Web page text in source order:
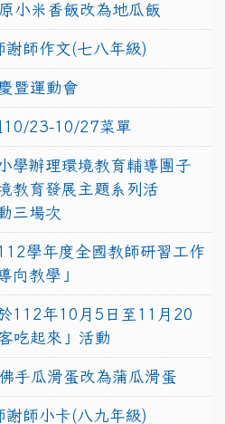
小米香飯改為地瓜飯
師作文(七八年級)
暨運動會
10/23-10/27菜單
學辦理環境教育輔導團子
教育發展主題系列活
三場次
學年度全國教師研習工作
向教學」
112年10月5日至11月20
吃起來」活動
手瓜滑蛋改為蒲瓜滑蛋
師小卡(八九年級)